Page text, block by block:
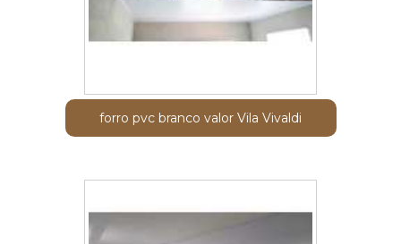
forro pvc branco valor Vila Vivaldi